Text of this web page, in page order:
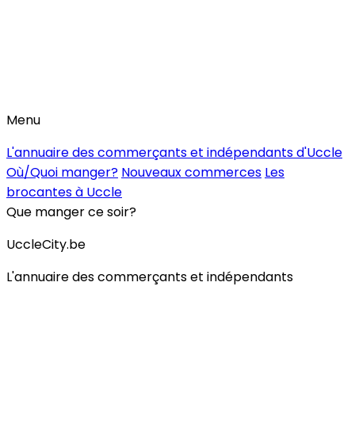
Menu
L'annuaire des commerçants et indépendants d'Uccle
Où/Quoi manger? Nouveaux commerces Les
brocantes à Uccle
Que manger ce soir?
UccleCity.be
L'annuaire des commerçants et indépendants